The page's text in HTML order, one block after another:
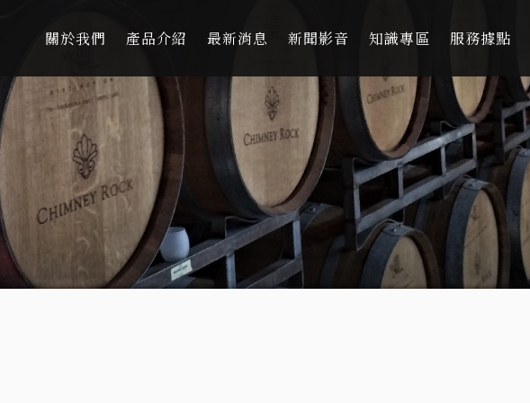
關於我們 產品介紹 最新消息 新聞影音 知識專區 服務據點